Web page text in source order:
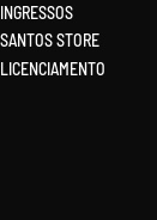
INGRESSOS
SANTOS STORE
LICENCIAMENTO